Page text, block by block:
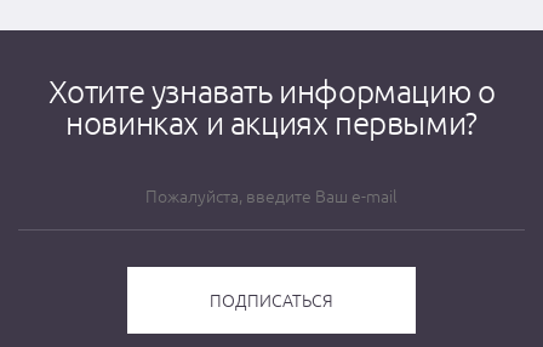
Хотите узнавать информацию о
новинках и акциях первыми?